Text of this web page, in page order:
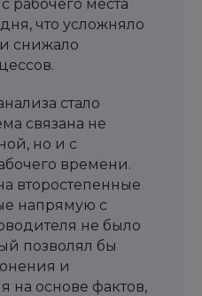
рабочего места
что усложняло
снижало
стало
связана не
но и с
времени.
второстепенные
напрямую с
не было
позволял бы
и
на основе фактов,